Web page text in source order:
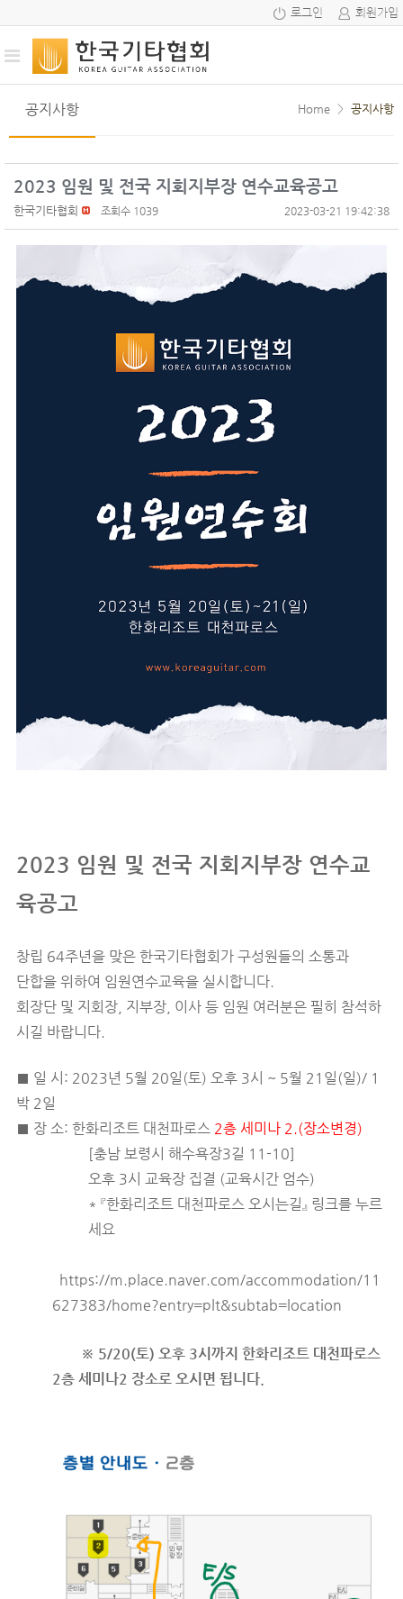
로그인 회원가입
공지사항 Home > 공지사항
2023 임원 및 전국 지회지부장 연수교육공고
한국기타협회 조회수 1039 2023-03-21 19:42:38
2023 임원 및 전국 지회지부장 연수교
육공고
창립 64주년을 맞은 한국기타협회가 구성원들의 소통과
단합을 위하여 임원연수교육을 실시합니다.
회장단 및 지회장, 지부장, 이사 등 임원 여러분은 필히 참석하
시길 바랍니다.
■ 일 시: 2023년 5월 20일(토) 오후 3시 ~ 5월 21일(일)/ 1
박 2일
■ 장 소: 한화리조트 대천파로스 2층 세미나 2.(장소변경)
[충남 보령시 해수욕장3길 11-10]
오후 3시 교육장 집결 (교육시간 엄수)
* 『한화리조트 대천파로스 오시는길』 링크를 누르
세요
https://m.place.naver.com/accommodation/11
627383/home?entry=plt&subtab=location
※ 5/20(토) 오후 3시까지 한화리조트 대천파로스
2층 세미나2 장소로 오시면 됩니다.